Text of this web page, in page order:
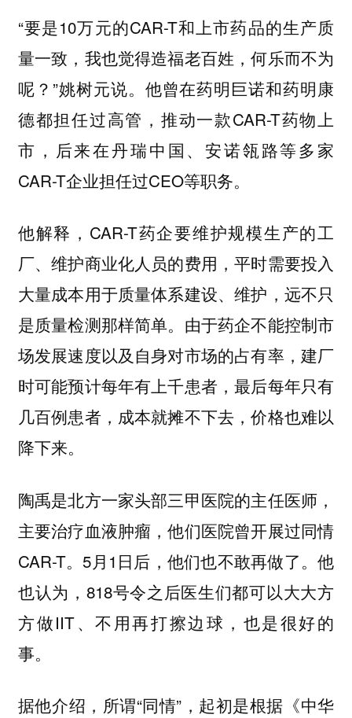
“要是10万元的CAR-T和上市药品的生产质
量一致，我也觉得造福老百姓，何乐而不为
呢？”姚树元说。他曾在药明巨诺和药明康
德都担任过高管，推动一款CAR-T药物上
市，后来在丹瑞中国、安诺瓴路等多家
CAR-T企业担任过CEO等职务。
他解释，CAR-T药企要维护规模生产的工
厂、维护商业化人员的费用，平时需要投入
大量成本用于质量体系建设、维护，远不只
是质量检测那样简单。由于药企不能控制市
场发展速度以及自身对市场的占有率，建厂
时可能预计每年有上千患者，最后每年只有
几百例患者，成本就摊不下去，价格也难以
降下来。
陶禹是北方一家头部三甲医院的主任医师，
主要治疗血液肿瘤，他们医院曾开展过同情
CAR-T。5月1日后，他们也不敢再做了。他
也认为，818号令之后医生们都可以大大方
方做IIT、不用再打擦边球，也是很好的
事。
据他介绍，所谓“同情”，起初是根据《中华